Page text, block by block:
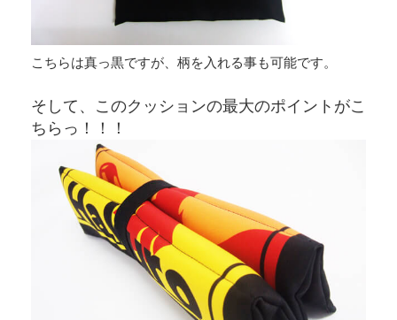
こちらは真っ黒ですが、柄を入れる事も可能です。
そして、このクッションの最大のポイントがこ
ちらっ！！！